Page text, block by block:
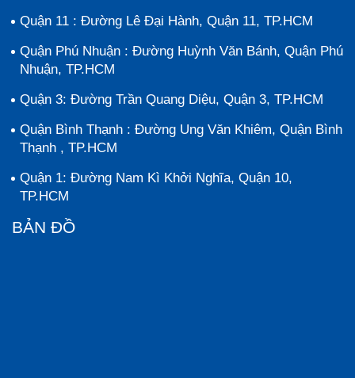
Quận 11 : Đường Lê Đại Hành, Quận 11, TP.HCM
Quận Phú Nhuận : Đường Huỳnh Văn Bánh, Quận Phú
Nhuận, TP.HCM
Quận 3: Đường Trần Quang Diệu, Quận 3, TP.HCM
Quận Bình Thạnh : Đường Ung Văn Khiêm, Quận Bình
Thạnh , TP.HCM
Quận 1: Đường Nam Kì Khởi Nghĩa, Quận 10,
TP.HCM
BẢN ĐỒ